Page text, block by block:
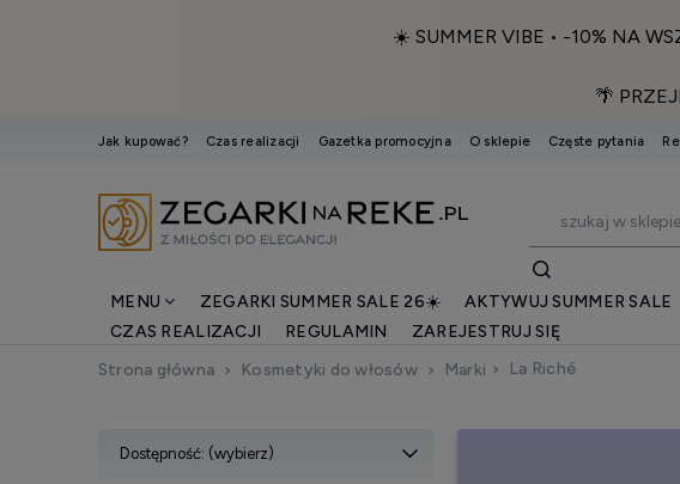
☀️ SUMMER VIBE • -10% NA
🌴
Jak kupować? Czas realizacji Gazetka promocyjna O sklepie Częste pytania
MENU ZEGARKI SUMMER SALE 26☀️ AKTYWUJ SUMMER SALE
CZAS REALIZACJI
REGULAMIN
ZAREJESTRUJ SIĘ
Strona główna
Kosmetyki do włosów Marki La Riché
Dostępność: (wybierz)